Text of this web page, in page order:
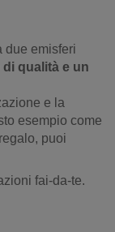
due emisferi
qualità e un
e la
esempio come
puoi
fai-da-te.